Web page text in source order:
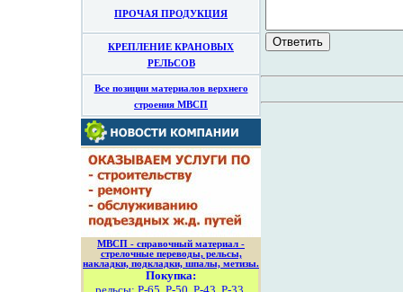
ПРОЧАЯ ПРОДУКЦИЯ
КРЕПЛЕНИЕ КРАНОВЫХ
РЕЛЬСОВ
Все позиции материалов верхнего
строения МВСП
МВСП - справочный материал -
стрелочные переводы, рельсы,
накладки, подкладки, шпалы, метизы.
Покупка: